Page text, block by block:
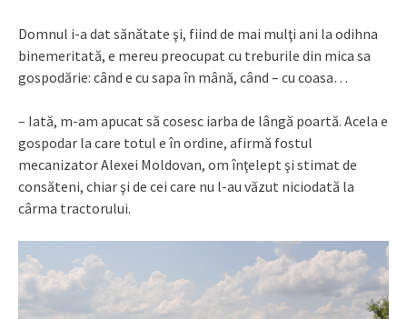
Domnul i-a dat sănătate şi, fiind de mai mulţi ani la odihna
binemeritată, e mereu preocupat cu treburile din mica sa
gospodărie: când e cu sapa în mână, când – cu coasa…
– Iată, m-am apucat să cosesc iarba de lângă poartă. Acela e
gospodar la care totul e în ordine, afirmă fostul
mecanizator Alexei Moldovan, om înţelept şi stimat de
consăteni, chiar şi de cei care nu l-au văzut niciodată la
cârma tractorului.